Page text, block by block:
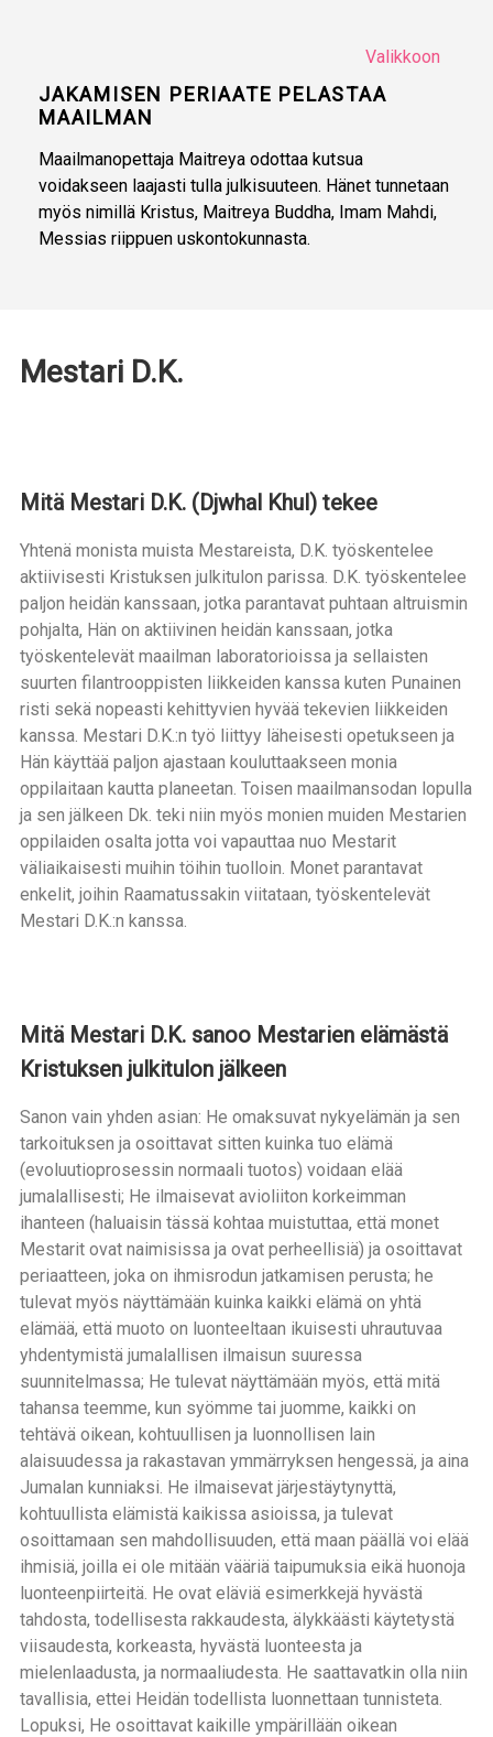
Valikkoon
JAKAMISEN PERIAATE PELASTAA
MAAILMAN
Maailmanopettaja Maitreya odottaa kutsua
voidakseen laajasti tulla julkisuuteen. Hänet tunnetaan
myös nimillä Kristus, Maitreya Buddha, Imam Mahdi,
Messias riippuen uskontokunnasta.
Mestari D.K.
Mitä Mestari D.K. (Djwhal Khul) tekee
Yhtenä monista muista Mestareista, D.K. työskentelee
aktiivisesti Kristuksen julkitulon parissa. D.K. työskentelee
paljon heidän kanssaan, jotka parantavat puhtaan altruismin
pohjalta, Hän on aktiivinen heidän kanssaan, jotka
työskentelevät maailman laboratorioissa ja sellaisten
suurten filantrooppisten liikkeiden kanssa kuten Punainen
risti sekä nopeasti kehittyvien hyvää tekevien liikkeiden
kanssa. Mestari D.K.:n työ liittyy läheisesti opetukseen ja
Hän käyttää paljon ajastaan kouluttaakseen monia
oppilaitaan kautta planeetan. Toisen maailmansodan lopulla
ja sen jälkeen Dk. teki niin myös monien muiden Mestarien
oppilaiden osalta jotta voi vapauttaa nuo Mestarit
väliaikaisesti muihin töihin tuolloin. Monet parantavat
enkelit, joihin Raamatussakin viitataan, työskentelevät
Mestari D.K.:n kanssa.
Mitä Mestari D.K. sanoo Mestarien elämästä
Kristuksen julkitulon jälkeen
Sanon vain yhden asian: He omaksuvat nykyelämän ja sen
tarkoituksen ja osoittavat sitten kuinka tuo elämä
(evoluutioprosessin normaali tuotos) voidaan elää
jumalallisesti; He ilmaisevat avioliiton korkeimman
ihanteen (haluaisin tässä kohtaa muistuttaa, että monet
Mestarit ovat naimisissa ja ovat perheellisiä) ja osoittavat
periaatteen, joka on ihmisrodun jatkamisen perusta; he
tulevat myös näyttämään kuinka kaikki elämä on yhtä
elämää, että muoto on luonteeltaan ikuisesti uhrautuvaa
yhdentymistä jumalallisen ilmaisun suuressa
suunnitelmassa; He tulevat näyttämään myös, että mitä
tahansa teemme, kun syömme tai juomme, kaikki on
tehtävä oikean, kohtuullisen ja luonnollisen lain
alaisuudessa ja rakastavan ymmärryksen hengessä, ja aina
Jumalan kunniaksi. He ilmaisevat järjestäytynyttä,
kohtuullista elämistä kaikissa asioissa, ja tulevat
osoittamaan sen mahdollisuuden, että maan päällä voi elää
ihmisiä, joilla ei ole mitään vääriä taipumuksia eikä huonoja
luonteenpiirteitä. He ovat eläviä esimerkkejä hyvästä
tahdosta, todellisesta rakkaudesta, älykkäästi käytetystä
viisaudesta, korkeasta, hyvästä luonteesta ja
mielenlaadusta, ja normaaliudesta. He saattavatkin olla niin
tavallisia, ettei Heidän todellista luonnettaan tunnisteta.
Lopuksi, He osoittavat kaikille ympärillään oikean